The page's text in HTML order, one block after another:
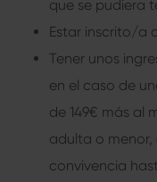
que se pudiera
Estar inscrito/a
Tener unos
en el caso de
de 149€ más al
adulta o
convivencia